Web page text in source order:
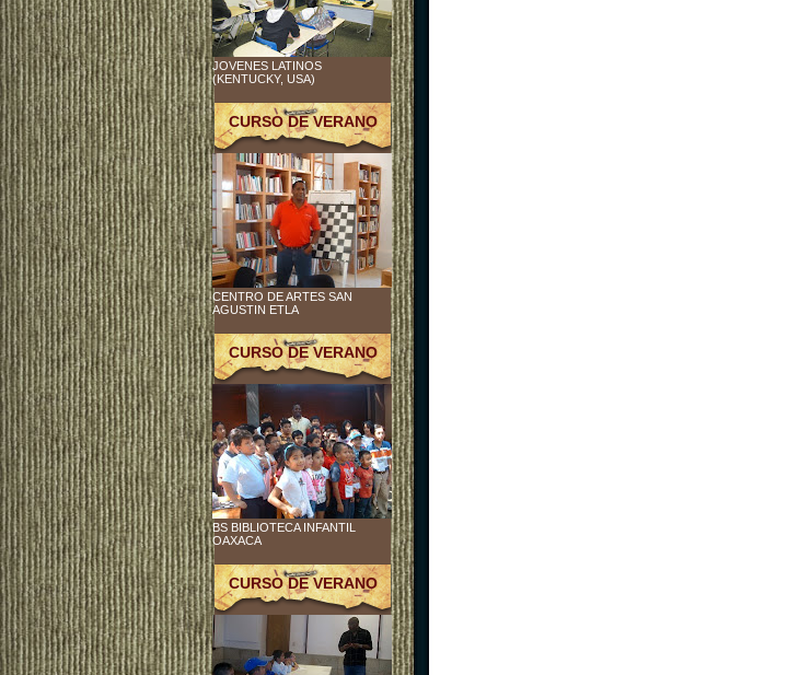
JOVENES LATINOS
(KENTUCKY, USA)
CURSO DE VERANO
CENTRO DE ARTES SAN
AGUSTIN ETLA
CURSO DE VERANO
BS BIBLIOTECA INFANTIL
OAXACA
CURSO DE VERANO